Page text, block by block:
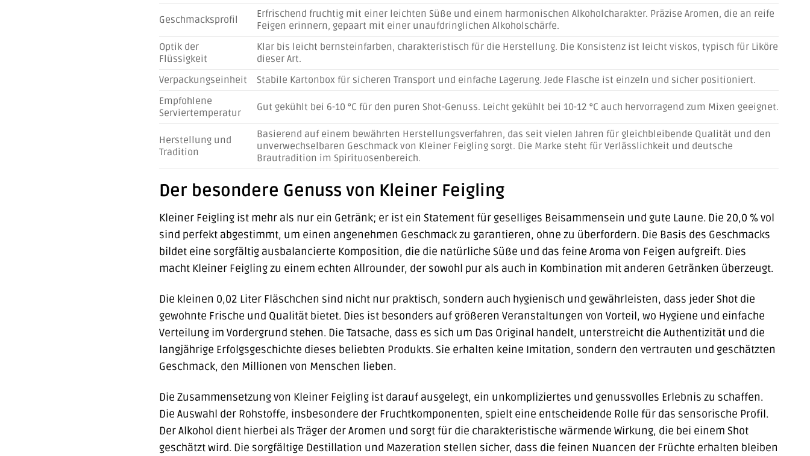
Geschmacksprofil
Erfrischend fruchtig mit einer leichten Süße und einem harmonischen Alkoholcharakter. Präzise Aromen, die an reife
Feigen erinnern, gepaart mit einer unaufdringlichen Alkoholschärfe.
Optik der
Flüssigkeit
Klar bis leicht bernsteinfarben, charakteristisch für die Herstellung. Die Konsistenz ist leicht viskos, typisch für Liköre
dieser Art.
Verpackungseinheit
Stabile Kartonbox für sicheren Transport und einfache Lagerung. Jede Flasche ist einzeln und sicher positioniert.
Empfohlene
Serviertemperatur
Gut gekühlt bei 6-10 °C für den puren Shot-Genuss. Leicht gekühlt bei 10-12 °C auch hervorragend zum Mixen geeignet.
Herstellung und
Tradition
Basierend auf einem bewährten Herstellungsverfahren, das seit vielen Jahren für gleichbleibende Qualität und den
unverwechselbaren Geschmack von Kleiner Feigling sorgt. Die Marke steht für Verlässlichkeit und deutsche
Brautradition im Spirituosenbereich.
Der besondere Genuss von Kleiner Feigling
Kleiner Feigling ist mehr als nur ein Getränk; er ist ein Statement für geselliges Beisammensein und gute Laune. Die 20,0 % vol
sind perfekt abgestimmt, um einen angenehmen Geschmack zu garantieren, ohne zu überfordern. Die Basis des Geschmacks
bildet eine sorgfältig ausbalancierte Komposition, die die natürliche Süße und das feine Aroma von Feigen aufgreift. Dies
macht Kleiner Feigling zu einem echten Allrounder, der sowohl pur als auch in Kombination mit anderen Getränken überzeugt.
Die kleinen 0,02 Liter Fläschchen sind nicht nur praktisch, sondern auch hygienisch und gewährleisten, dass jeder Shot die
gewohnte Frische und Qualität bietet. Dies ist besonders auf größeren Veranstaltungen von Vorteil, wo Hygiene und einfache
Verteilung im Vordergrund stehen. Die Tatsache, dass es sich um Das Original handelt, unterstreicht die Authentizität und die
langjährige Erfolgsgeschichte dieses beliebten Produkts. Sie erhalten keine Imitation, sondern den vertrauten und geschätzten
Geschmack, den Millionen von Menschen lieben.
Die Zusammensetzung von Kleiner Feigling ist darauf ausgelegt, ein unkompliziertes und genussvolles Erlebnis zu schaffen.
Die Auswahl der Rohstoffe, insbesondere der Fruchtkomponenten, spielt eine entscheidende Rolle für das sensorische Profil.
Der Alkohol dient hierbei als Träger der Aromen und sorgt für die charakteristische wärmende Wirkung, die bei einem Shot
geschätzt wird. Die sorgfältige Destillation und Mazeration stellen sicher, dass die feinen Nuancen der Früchte erhalten bleiben